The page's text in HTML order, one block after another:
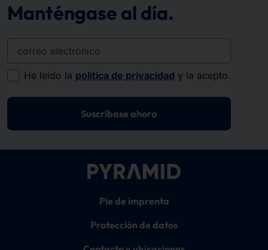
Manténgase al día.
correo electrónico
He leído la política de privacidad y la acepto.
Suscríbase ahora
Pie de imprenta
Protección de datos